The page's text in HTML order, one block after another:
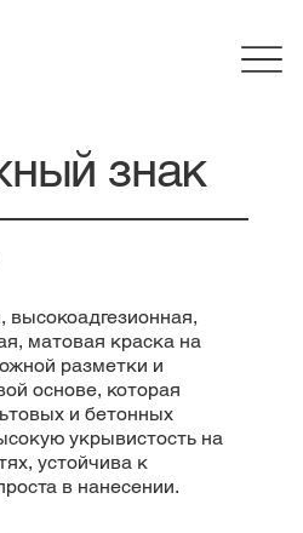
знак
высокоадгезионная,
матовая краска на
разметки и
основе, которая
и бетонных
укрывистость на
устойчива к
в нанесении.